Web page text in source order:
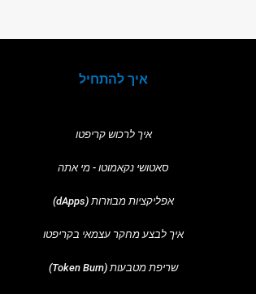
איך להתחיל
איך לרכוש קריפטו
סאטושי נקאמוטו - מי אתה
אפליקציות מבוזרות (dApps)
איך לבצע מחקר עצמאי בקריפטו
שריפת מטבעות (Token Burn)